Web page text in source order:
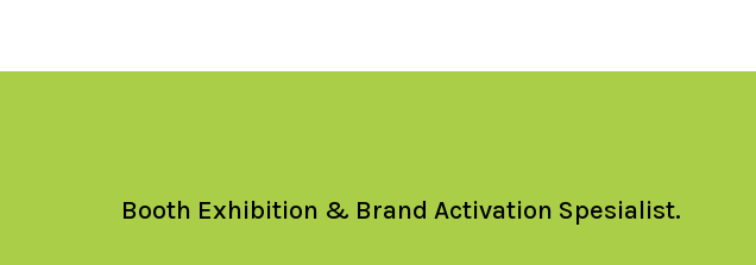
Booth Exhibition & Brand Activation Spesialist.